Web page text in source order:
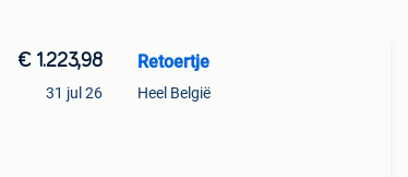
€ 1.223,98
31 jul 26
Retoertje
Heel België